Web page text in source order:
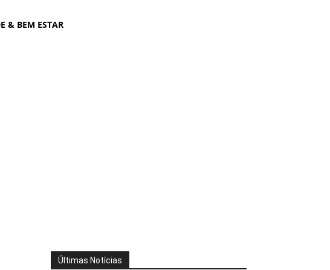
& BEM ESTAR
Últimas Notícias